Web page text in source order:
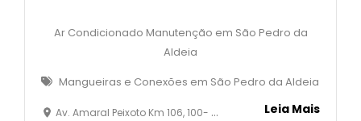
Ar Condicionado Manutenção em São Pedro da
Aldeia
Mangueiras e Conexões em São Pedro da Aldeia
Av. Amaral Peixoto Km 106, 100- Loja 02- Balneário - São Pedro da Aldeia - RJ Leia Mais